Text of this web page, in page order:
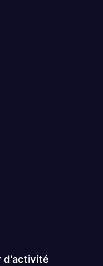
d'activité